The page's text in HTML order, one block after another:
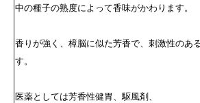
中の種子の熟度によって香味がかわります。
香りが強く、樟脳に似た芳香で、刺激性のあ
す。
医薬としては芳香性健胃、駆風剤、